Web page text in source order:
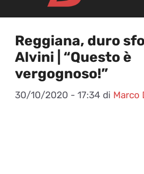
Reggiana, duro
Alvini | “Questo è
vergognoso!”
30/10/2020 - 17:34 di Marco